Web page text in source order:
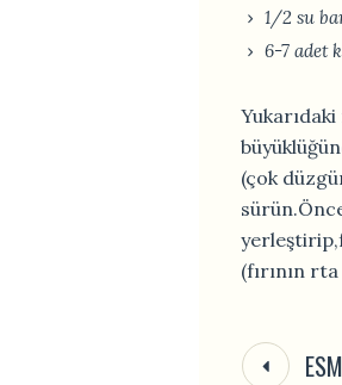
1/2 su
6-7 adet
(çok
(fırının